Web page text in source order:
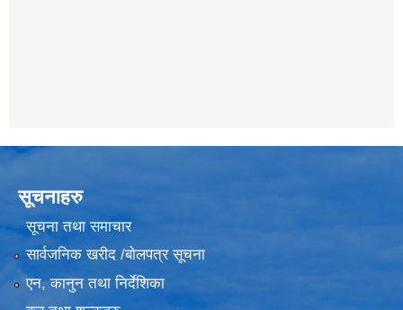
सूचनाहरु
सूचना तथा समाचार
सार्वजनिक खरीद /बोलपत्र सूचना
एन, कानुन तथा निर्देशिका